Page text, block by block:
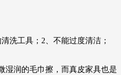
洗工具；2、不能过度清洁；
湿润的毛巾擦，而真皮家具也是